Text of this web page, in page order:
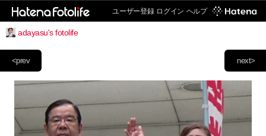
ユーザー登録 ログイン ヘルプ
adayasu's fotolife
next>
<prev